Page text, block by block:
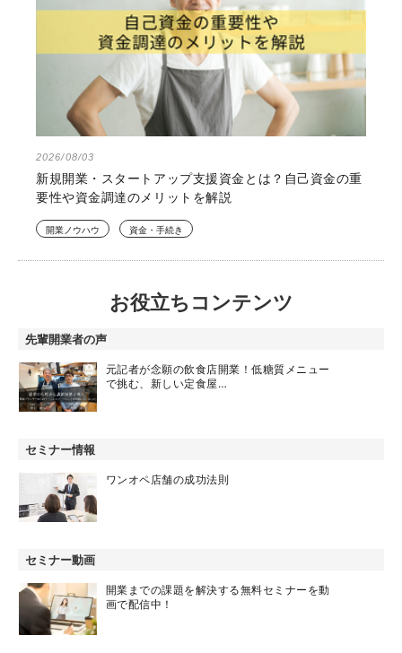
2026/08/03
新規開業・スタートアップ支援資金とは？自己資金の重
要性や資金調達のメリットを解説
開業ノウハウ 資金・手続き
お役立ちコンテンツ
先輩開業者の声
元記者が念願の飲食店開業！低糖質メニュー
で挑む、新しい定食屋…
セミナー情報
ワンオペ店舗の成功法則
セミナー動画
開業までの課題を解決する無料セミナーを動
画で配信中！